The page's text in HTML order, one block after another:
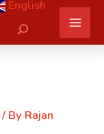
English
Search
/ By Rajan